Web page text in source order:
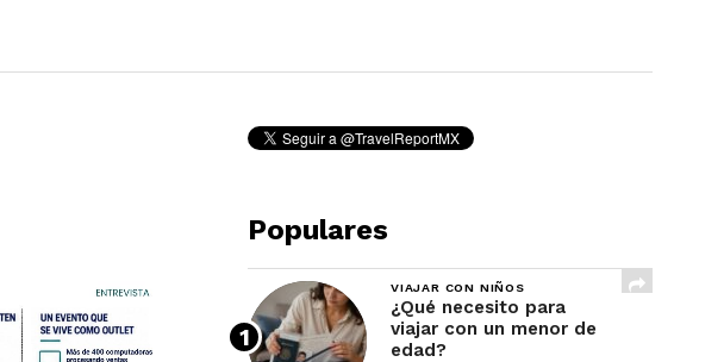
Populares
VIAJAR CON NIÑOS
¿Qué necesito para
viajar con un menor de
edad?